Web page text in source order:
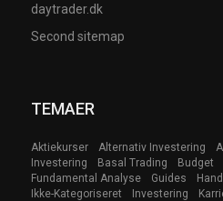
daytrader.dk
Second sitemap
TEMAER
Aktiekurser Alternativ Investering
Investering
Basal Trading Budget
Fundamental Analyse
Guides
Ikke-Kategoriseret
Investering